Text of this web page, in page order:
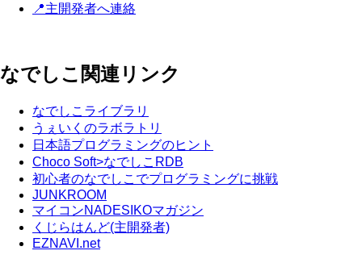
📍主開発者へ連絡
なでしこ関連リンク
なでしこライブラリ
うぇいくのラボラトリ
日本語プログラミングのヒント
Choco Soft>なでしこRDB
初心者のなでしこでプログラミングに挑戦
JUNKROOM
マイコンNADESIKOマガジン
くじらはんど(主開発者)
EZNAVI.net